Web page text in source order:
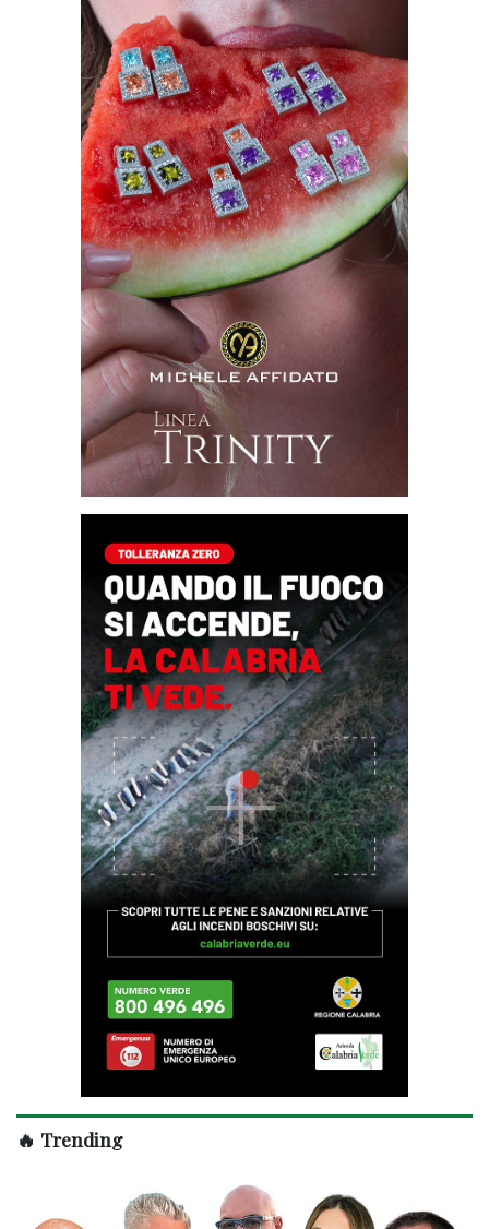
🔥 Trending